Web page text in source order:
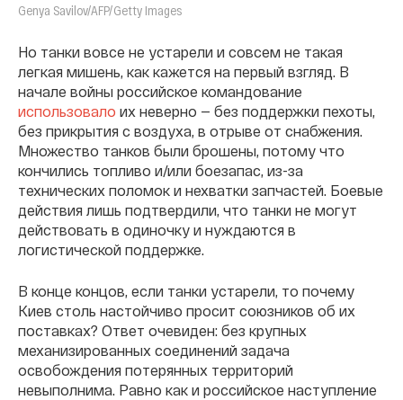
Genya Savilov/AFP/Getty Images
Но танки вовсе не устарели и совсем не такая
легкая мишень, как кажется на первый взгляд. В
начале войны российское командование
использовало их неверно — без поддержки пехоты,
без прикрытия с воздуха, в отрыве от снабжения.
Множество танков были брошены, потому что
кончились топливо и/или боезапас, из-за
технических поломок и нехватки запчастей. Боевые
действия лишь подтвердили, что танки не могут
действовать в одиночку и нуждаются в
логистической поддержке.
В конце концов, если танки устарели, то почему
Киев столь настойчиво просит союзников об их
поставках? Ответ очевиден: без крупных
механизированных соединений задача
освобождения потерянных территорий
невыполнима. Равно как и российское наступление